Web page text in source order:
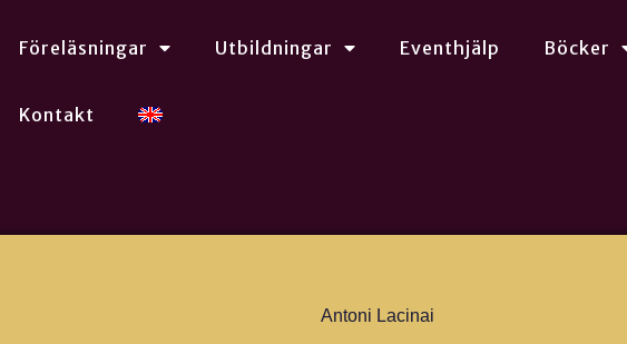
Föreläsningar Utbildningar Eventhjälp Böcker
Kontakt
Antoni Lacinai